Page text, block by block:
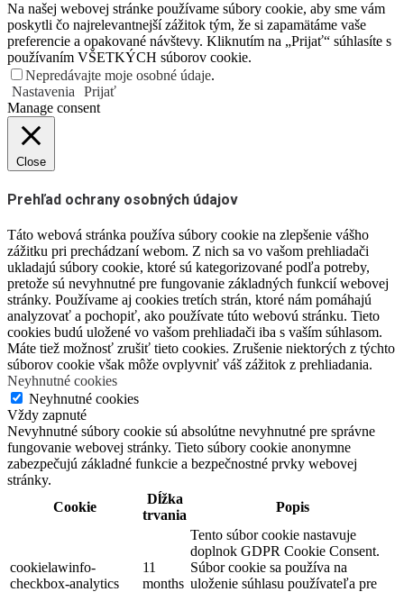
Na našej webovej stránke používame súbory cookie, aby sme vám
poskytli čo najrelevantnejší zážitok tým, že si zapamätáme vaše
preferencie a opakované návštevy. Kliknutím na „Prijať“ súhlasíte s
používaním VŠETKÝCH súborov cookie.
Nepredávajte moje osobné údaje.
Nastavenia
Prijať
Manage consent
Close
Prehľad ochrany osobných údajov
Táto webová stránka používa súbory cookie na zlepšenie vášho
zážitku pri prechádzaní webom. Z nich sa vo vašom prehliadači
ukladajú súbory cookie, ktoré sú kategorizované podľa potreby,
pretože sú nevyhnutné pre fungovanie základných funkcií webovej
stránky. Používame aj cookies tretích strán, ktoré nám pomáhajú
analyzovať a pochopiť, ako používate túto webovú stránku. Tieto
cookies budú uložené vo vašom prehliadači iba s vaším súhlasom.
Máte tiež možnosť zrušiť tieto cookies. Zrušenie niektorých z týchto
súborov cookie však môže ovplyvniť váš zážitok z prehliadania.
Neyhnutné cookies
Neyhnutné cookies
Vždy zapnuté
Nevyhnutné súbory cookie sú absolútne nevyhnutné pre správne
fungovanie webovej stránky. Tieto súbory cookie anonymne
zabezpečujú základné funkcie a bezpečnostné prvky webovej
stránky.
Cookie
Dĺžka
trvania
Popis
cookielawinfo-
checkbox-analytics
11
months
Tento súbor cookie nastavuje
doplnok GDPR Cookie Consent.
Súbor cookie sa používa na
uloženie súhlasu používateľa pre